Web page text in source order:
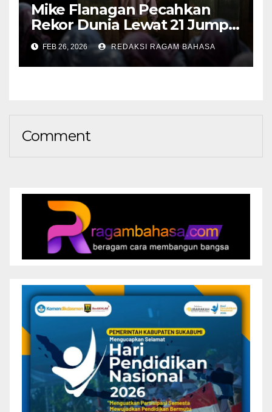
Mike Flanagan Pecahkan
Rekor Dunia Lewat 21 Jump
Scare di The Midnight Club
FEB 26, 2026 REDAKSI RAGAM BAHASA
Comment